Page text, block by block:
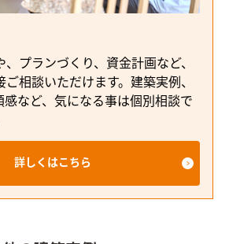
プランづくり、資金計画など、
相談いただけます。建築実例、
感など、気になる事は個別相談で
詳しくはこちら